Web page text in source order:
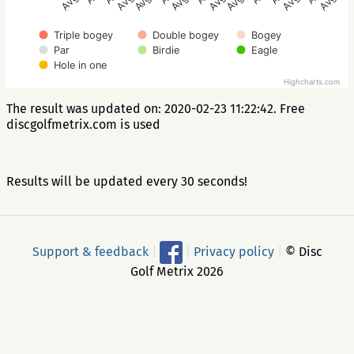
Triple bogey Double bogey
Bogey
Par
Birdie
Eagle
Hole in one
Highcharts.com
The result was updated on: 2020-02-23 11:22:42. Free
discgolfmetrix.com is used
Results will be updated every 30 seconds!
Support & feedback Privacy policy
© Disc
Golf Metrix 2026